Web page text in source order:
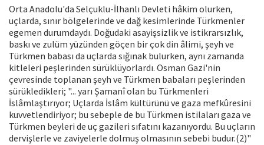
Orta Anadolu'da Selçuklu-İlhanlı Devleti hâkim olurken,
uçlarda, sınır bölgelerinde ve dağ kesimlerinde Türkmenler
egemen durumdaydı. Doğudaki asayişsizlik ve istikrarsızlık,
baskı ve zulüm yüzünden göçen bir çok din âlimi, şeyh ve
Türkmen babası da uçlarda sığınak bulurken, aynı zamanda
kitleleri peşlerinden sürüklüyorlardı. Osman Gazi'nin
çevresinde toplanan şeyh ve Türkmen babaları peşlerinden
sürükledikleri; "... yarı Şamanî olan bu Türkmenleri
İslâmlaştırıyor; Uçlarda İslâm kültürünü ve gaza mefkûresini
kuvvetlendiriyor; bu sebeple de bu Türkmen istilaları gaza ve
Türkmen beyleri de uç gazileri sıfatını kazanıyordu. Bu uçların
dervişlerle ve zaviyelerle dolmuş olmasının sebebi budur.(2)"